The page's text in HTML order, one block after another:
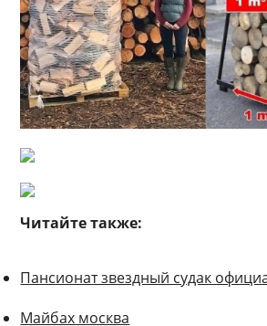
Читайте также:
Пансионат звездный судак
Майбах москва